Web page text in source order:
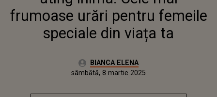
frumoase urări pentru femeile
speciale din viața ta
Autor:BIANCA ELENA
sâmbătă, 8 martie 2025Actualizat:
sâmbătă, 8 martie 2025